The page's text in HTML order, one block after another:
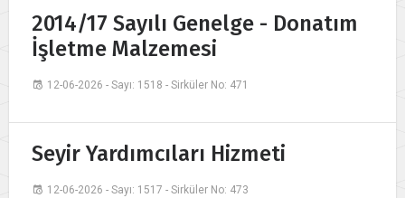
2014/17 Sayılı Genelge - Donatım
İşletme Malzemesi
12-06-2026 - Sayı: 1518 - Sirküler No: 471
Seyir Yardımcıları Hizmeti
12-06-2026 - Sayı: 1517 - Sirküler No: 473